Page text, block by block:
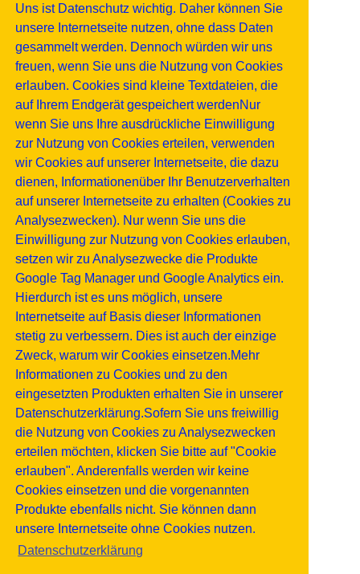
Uns ist Datenschutz wichtig. Daher können Sie
unsere Internetseite nutzen, ohne dass Daten
gesammelt werden. Dennoch würden wir uns
freuen, wenn Sie uns die Nutzung von Cookies
erlauben. Cookies sind kleine Textdateien, die
auf Ihrem Endgerät gespeichert werdenNur
wenn Sie uns Ihre ausdrückliche Einwilligung
zur Nutzung von Cookies erteilen, verwenden
wir Cookies auf unserer Internetseite, die dazu
dienen, Informationenüber Ihr Benutzerverhalten
auf unserer Internetseite zu erhalten (Cookies zu
Analysezwecken). Nur wenn Sie uns die
Einwilligung zur Nutzung von Cookies erlauben,
setzen wir zu Analysezwecke die Produkte
Google Tag Manager und Google Analytics ein.
Hierdurch ist es uns möglich, unsere
Internetseite auf Basis dieser Informationen
stetig zu verbessern. Dies ist auch der einzige
Zweck, warum wir Cookies einsetzen.Mehr
Informationen zu Cookies und zu den
eingesetzten Produkten erhalten Sie in unserer
Datenschutzerklärung.Sofern Sie uns freiwillig
die Nutzung von Cookies zu Analysezwecken
erteilen möchten, klicken Sie bitte auf "Cookie
erlauben". Anderenfalls werden wir keine
Cookies einsetzen und die vorgenannten
Produkte ebenfalls nicht. Sie können dann
unsere Internetseite ohne Cookies nutzen.
Datenschutzerklärung